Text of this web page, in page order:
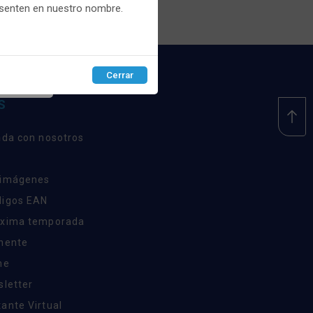
con nosotros
EAN
temporada
Virtual
en nuestro nombre.
Cerrar